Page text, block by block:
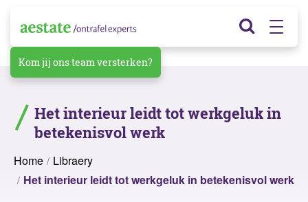
Kom jij ons team versterken?
Het interieur leidt tot werkgeluk in
betekenisvol werk
Home
Libraery
Het interieur leidt tot werkgeluk in betekenisvol werk